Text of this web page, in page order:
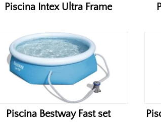
Piscina Intex Ultra Frame
Piscina Bestway Fast set